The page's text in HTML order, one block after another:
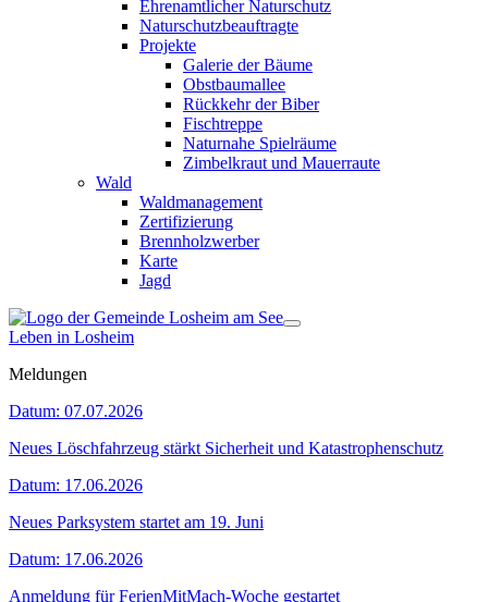
Ehrenamtlicher Naturschutz
Naturschutzbeauftragte
Projekte
Galerie der Bäume
Obstbaumallee
Rückkehr der Biber
Fischtreppe
Naturnahe Spielräume
Zimbelkraut und Mauerraute
Wald
Waldmanagement
Zertifizierung
Brennholzwerber
Karte
Jagd
Leben in Losheim
Meldungen
Datum: 07.07.2026
Neues Löschfahrzeug stärkt Sicherheit und Katastrophenschutz
Datum: 17.06.2026
Neues Parksystem startet am 19. Juni
Datum: 17.06.2026
Anmeldung für FerienMitMach-Woche gestartet